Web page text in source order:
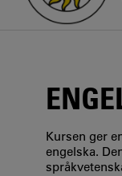
Kursen ger
engelska.